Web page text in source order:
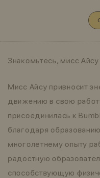
Знакомьтесь, мисс
Мисс Айсу привносит
движению в свою
присоединилась к
благодаря
многолетнему опыту
радостную
способствующую